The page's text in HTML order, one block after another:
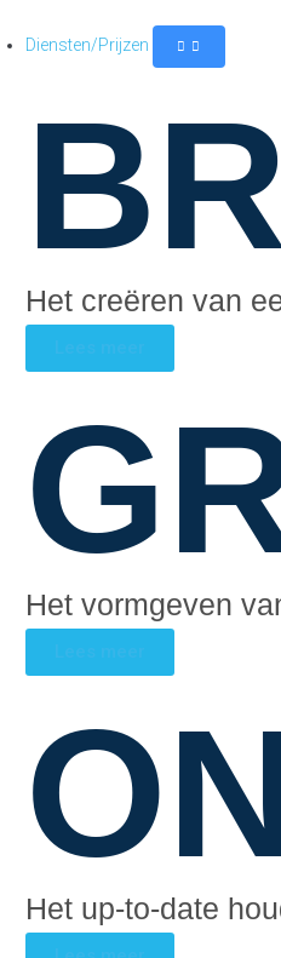
Diensten/Prijzen
Het creëren van
Het vormgeven
Het up-to-date